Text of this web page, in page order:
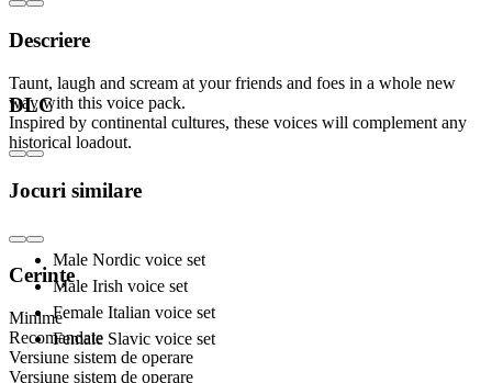
Descriere
Taunt, laugh and scream at your friends and foes in a whole new
way with this voice pack.
Inspired by continental cultures, these voices will complement any
historical loadout.
Includes:
Male Nordic voice set
Male Irish voice set
Female Italian voice set
Female Slavic voice set
DLC
Jocuri similare
Cerințe
Minime
Recomandate
Versiune sistem de operare
Versiune sistem de operare